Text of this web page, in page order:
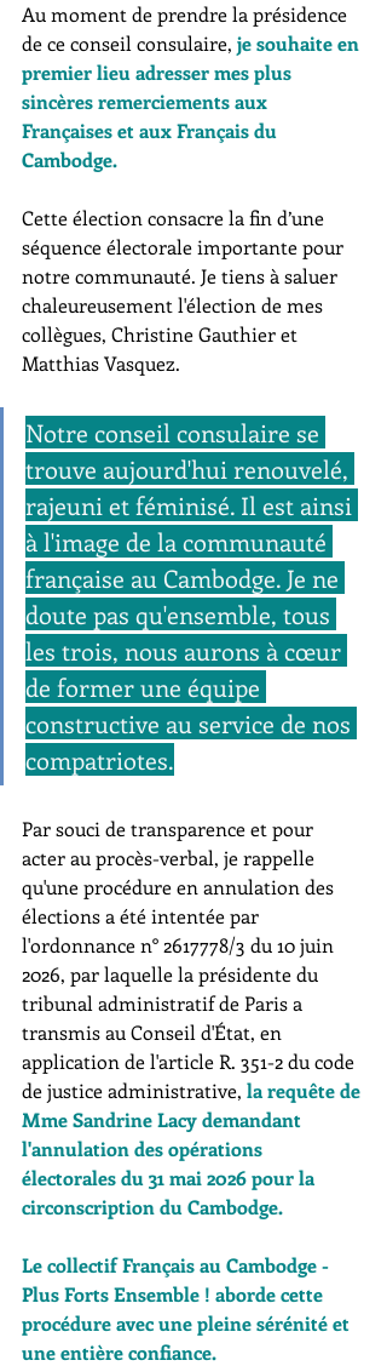
Au moment de prendre la présidence
de ce conseil consulaire, je souhaite en
premier lieu adresser mes plus
sincères remerciements aux
Françaises et aux Français du
Cambodge.
Cette élection consacre la fin d’une
séquence électorale importante pour
notre communauté. Je tiens à saluer
chaleureusement l'élection de mes
collègues, Christine Gauthier et
Matthias Vasquez.
Notre conseil consulaire se
trouve aujourd'hui renouvelé,
rajeuni et féminisé. Il est ainsi
à l'image de la communauté
française au Cambodge. Je ne
doute pas qu'ensemble, tous
les trois, nous aurons à cœur
de former une équipe
constructive au service de nos
compatriotes.
Par souci de transparence et pour
acter au procès-verbal, je rappelle
qu'une procédure en annulation des
élections a été intentée par
l'ordonnance n° 2617778/3 du 10 juin
2026, par laquelle la présidente du
tribunal administratif de Paris a
transmis au Conseil d'État, en
application de l'article R. 351-2 du code
de justice administrative, la requête de
Mme Sandrine Lacy demandant
l'annulation des opérations
électorales du 31 mai 2026 pour la
circonscription du Cambodge.
Le collectif Français au Cambodge -
Plus Forts Ensemble ! aborde cette
procédure avec une pleine sérénité et
une entière confiance.